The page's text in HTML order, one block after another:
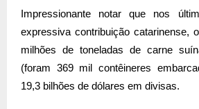
Impressionante notar que nos
expressiva contribuição catarinense,
milhões de toneladas de carne
(foram 369 mil contêineres
19,3 bilhões de dólares em divisas.